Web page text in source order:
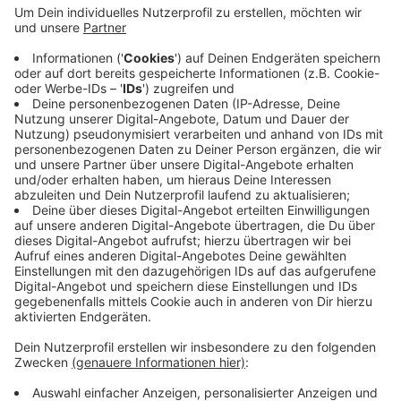
Anzeige
Für Bier und Wurst zusammen zahlt man bei Borussia
Mönchengladbach 7 Euro - das ist zusammen mit
Mainz und Leverkusen der drittniedrigste Preis in der
Liga. Die Bierpreise sind bei den Fohlen sogar am
zweitgünstigsten - weniger zahlt man nur in Dortmund.
Ein halber Liter Bier kostet im Borussiapark 4 Euro, eine
Bratwurst 3 Euro.
Anzeige